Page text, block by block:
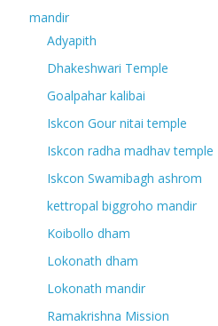
mandir
Adyapith
Dhakeshwari Temple
Goalpahar kalibai
Iskcon Gour nitai temple
Iskcon radha madhav temple
Iskcon Swamibagh ashrom
kettropal biggroho mandir
Koibollo dham
Lokonath dham
Lokonath mandir
Ramakrishna Mission